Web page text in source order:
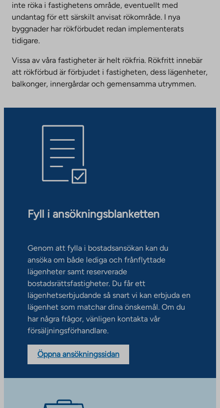
inte röka i fastighetens område, eventuellt med
undantag för ett särskilt anvisat rökområde. I nya
byggnader har rökförbudet redan implementerats
tidigare.
Vissa av våra fastigheter är helt rökfria. Rökfritt innebär
att rökförbud är förbjudet i fastigheten, dess lägenheter,
balkonger, innergårdar och gemensamma utrymmen.
Fyll i ansökningsblanketten
Genom att fylla i bostadsansökan kan du
ansöka om både lediga och frånflyttade
lägenheter samt reserverade
bostadsrättsfastigheter. Du får ett
lägenhetserbjudande så snart vi kan erbjuda en
lägenhet som matchar dina önskemål. Om du
har några frågor, vänligen kontakta vår
försäljningsförhandlare.
Öppna ansökningssidan